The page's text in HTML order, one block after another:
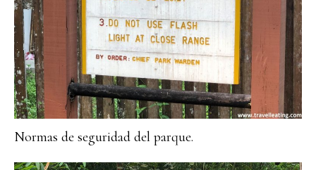
Normas de seguridad del parque.